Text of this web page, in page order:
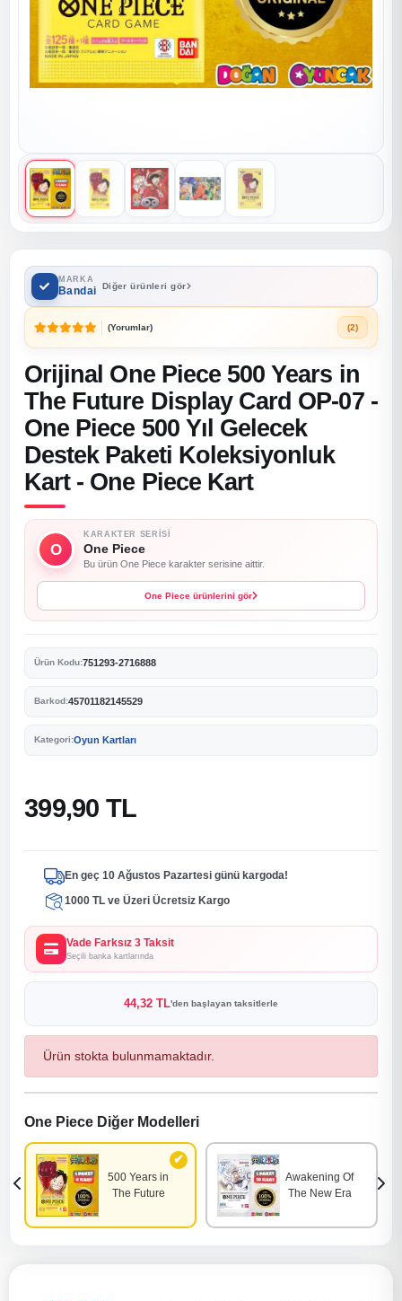
MARKA
Bandai Diğer ürünleri gör
(Yorumlar) (2)
Orijinal One Piece 500 Years in
The Future Display Card OP-07 -
One Piece 500 Yıl Gelecek
Destek Paketi Koleksiyonluk
Kart - One Piece Kart
O
KARAKTER SERISI
One Piece
Bu ürün One Piece karakter serisine aittir.
One Piece ürünlerini gör
Ürün Kodu:751293-2716888
Barkod:45701182145529
Kategori:Oyun Kartları
399,90 TL
En geç 10 Ağustos Pazartesi günü kargoda!
1000 TL ve Üzeri Ücretsiz Kargo
Vade Farksız 3 Taksit
Seçili banka kartlarında
44,32 TL'den başlayan taksitlerle
Ürün stokta bulunmamaktadır.
One Piece Diğer Modelleri
500 Years in
The Future
Awakening Of
The New Era